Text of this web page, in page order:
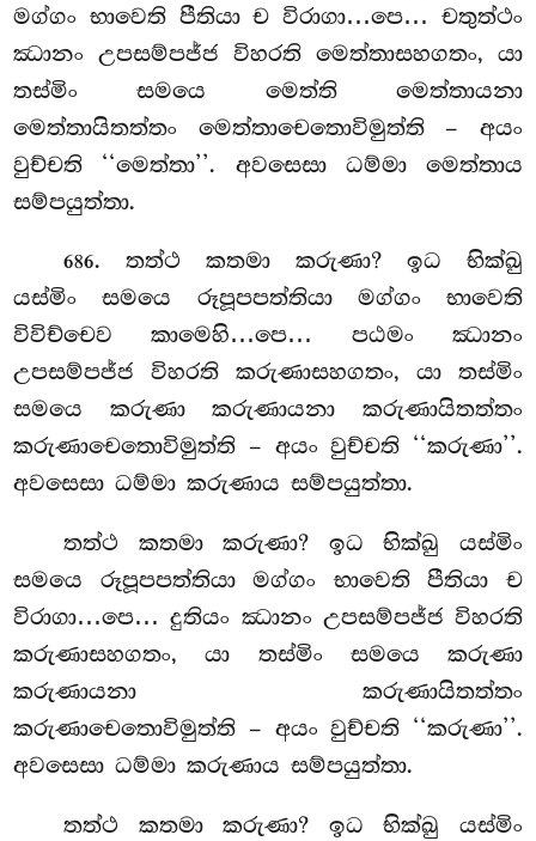
මග්ගං භාවෙති පීතියාච විරාගා…පෙ… චතුත්ථං
ඣානං උපසම්පජ්ජ විහරති මෙත්තාසහගතං, යා
තස්මිං සමයෙ මෙත්ති මෙත්තායනා
මෙත්තායිතත්තං මෙත්තාචෙතොවිමුත්ති – අයං
වුච්චති ‘‘මෙත්තා’’. අවසෙසා ධම්මා මෙත්තාය
සම්පයුත්තා.
686. තත්ථ කතමා කරුණා? ඉධ භික්ඛු
යස්මිං සමයෙ රූපූපපත්තියා මග්ගං භාවෙති
විවිච්චෙව කාමෙහි…පෙ… පඨමං ඣානං
උපසම්පජ්ජ විහරති කරුණාසහගතං, යා තස්මිං
සමයෙ කරුණා කරුණායනා කරුණායිතත්තං
කරුණාචෙතොවිමුත්ති – අයං වුච්චති ‘‘කරුණා’’.
අවසෙසා ධම්මා කරුණාය සම්පයුත්තා.
තත්ථ කතමා කරුණා? ඉධ භික්ඛු යස්මිං
සමයෙ රූපූපපත්තියා මග්ගං භාවෙති පීතියා ච
විරාගා…පෙ… දුතියං ඣානං උපසම්පජ්ජ විහරති
කරුණාසහගතං, යා තස්මිං සමයෙ කරුණා
කරුණායනා කරුණායිතත්තං
කරුණාචෙතොවිමුත්ති – අයං වුච්චති ‘‘කරුණා’’.
අවසෙසා ධම්මා කරුණාය සම්පයුත්තා.
තත්ථ කතමා කරුණා? ඉධ භික්ඛු යස්මිං